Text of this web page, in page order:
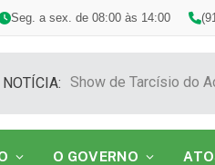
Seg. a sex. de 08:00 às 14:00
NOTÍCIA:
O GOVERNO